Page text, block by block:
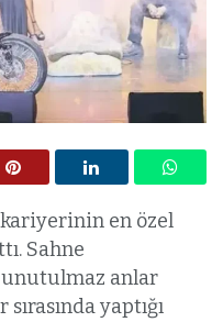
en özel
Sahne
anlar
yaptığı